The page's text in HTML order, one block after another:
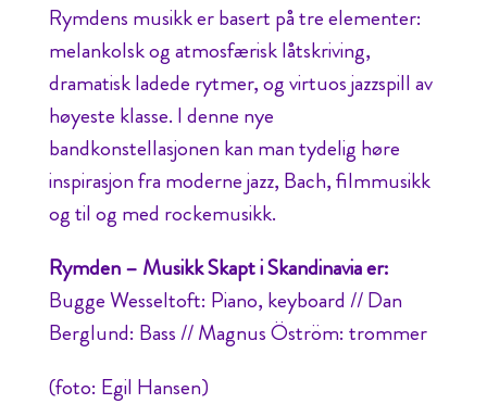
Rymdens musikk er basert på tre elementer:
melankolsk og atmosfærisk låtskriving,
dramatisk ladede rytmer, og virtuos jazzspill av
høyeste klasse. I denne nye
bandkonstellasjonen kan man tydelig høre
inspirasjon fra moderne jazz, Bach, filmmusikk
og til og med rockemusikk.
Rymden – Musikk Skapt i Skandinavia er:
Bugge Wesseltoft: Piano, keyboard // Dan
Berglund: Bass // Magnus Öström: trommer
(foto: Egil Hansen)